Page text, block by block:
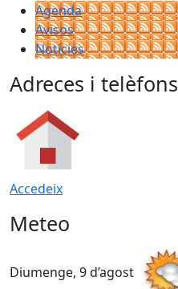
Agenda
Avisos
Notícies
Adreces i telèfons
Accedeix
Meteo
Diumenge, 9 d’agost